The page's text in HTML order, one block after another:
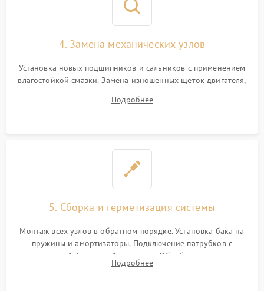
4. Замена механических узлов
Установка новых подшипников и сальников с применением
влагостойкой смазки. Замена изношенных щеток двигателя,
или поврежденной резиновой манжеты.
Подробнее
5. Сборка и герметизация системы
Монтаж всех узлов в обратном порядке. Установка бака на
пружины и амортизаторы. Подключение патрубков с
надежной фиксацией хомутами. Обработка стыков
герметиком для предотвращения возможных протечек воды.
Подробнее